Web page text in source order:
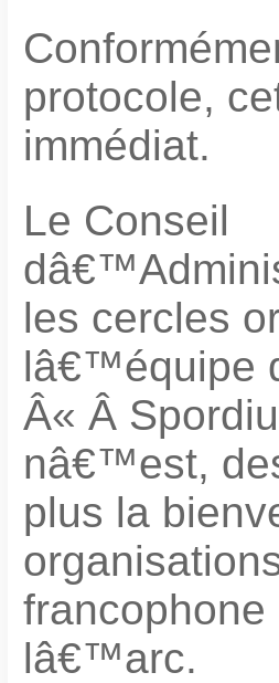
protocole,
immédiat.
Le Conseil
les cercles
lâ€™équipe
Â« Â
nâ€™est,
plus la
lâ€™arc.